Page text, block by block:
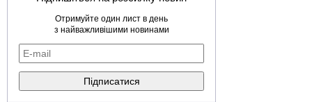
Отримуйте один лист в день
з найважливішими новинами